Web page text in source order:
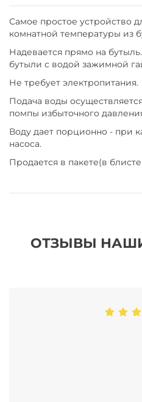
Самое простое устройство
комнатной температуры из
Надевается прямо на
бутыли с водой зажимной
Не требует электропитания.
Подача воды
помпы избыточного
Воду дает порционно - при
насоса.
Продается в пакете(в
ОТЗЫВЫ